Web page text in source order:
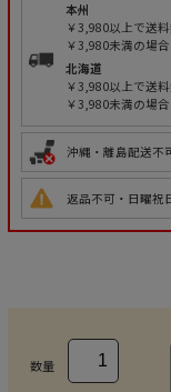
本州
￥3,980以上で送
￥3,980未満の場
北海道
￥3,980以上で送
￥3,980未満の場
沖縄・離島配送不
返品不可・日曜祝
数量